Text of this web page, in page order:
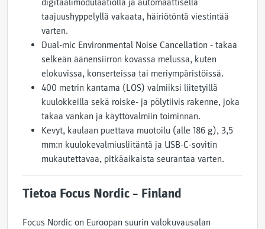
digitaalimodulaatiolla ja automaattisella
taajuushyppelyllä vakaata, häiriötöntä viestintää
varten.
Dual-mic Environmental Noise Cancellation - takaa
selkeän äänensiirron kovassa melussa, kuten
elokuvissa, konserteissa tai meriympäristöissä.
400 metrin kantama (LOS) valmiiksi liitetyillä
kuulokkeilla sekä roiske- ja pölytiivis rakenne, joka
takaa vankan ja käyttövalmiin toiminnan.
Kevyt, kaulaan puettava muotoilu (alle 186 g), 3,5
mm:n kuulokevalmiusliitäntä ja USB-C-sovitin
mukautettavaa, pitkäaikaista seurantaa varten.
Tietoa Focus Nordic – Finland
Focus Nordic on Euroopan suurin valokuvausalan